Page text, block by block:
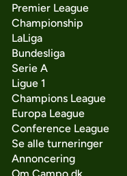
Premier League
Championship
LaLiga
Bundesliga
Serie A
Ligue 1
Champions League
Europa League
Conference League
Se alle turneringer
Annoncering